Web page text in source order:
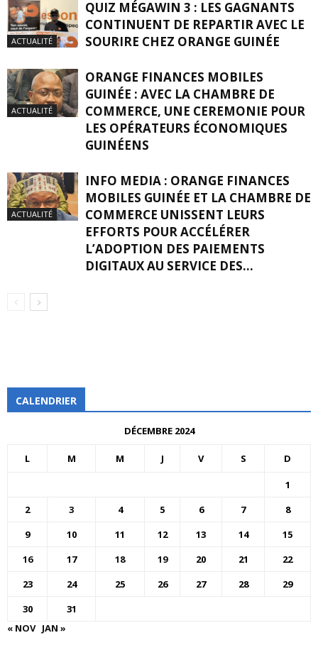
ACTUALITÉ
QUIZ MÉGAWIN 3 : LES GAGNANTS
CONTINUENT DE REPARTIR AVEC LE
SOURIRE CHEZ ORANGE GUINÉE
ACTUALITÉ
ORANGE FINANCES MOBILES
GUINÉE : AVEC LA CHAMBRE DE
COMMERCE, UNE CEREMONIE POUR
LES OPÉRATEURS ÉCONOMIQUES
GUINÉENS
ACTUALITÉ
INFO MEDIA : ORANGE FINANCES
MOBILES GUINÉE ET LA CHAMBRE DE
COMMERCE UNISSENT LEURS
EFFORTS POUR ACCÉLÉRER
L’ADOPTION DES PAIEMENTS
DIGITAUX AU SERVICE DES...
CALENDRIER
DÉCEMBRE 2024
L M M J V S D
1
2
3 4 5 6 7
8
9
10 11 12 13 14
15
16
17 18 19 20 21
22
23
24 25 26 27 28
29
30
31
« NOV JAN »